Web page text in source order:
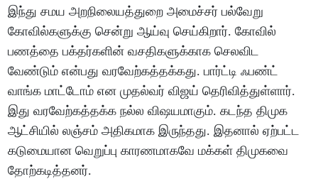
இந்து சமய அறநிலையத்துறை அமைச்சர் பல்வேறு
கோவில்களுக்கு சென்று ஆய்வு செய்கிறார். கோவில்
பணத்தை பக்தர்களின் வசதிகளுக்காக செலவிட
வேண்டும் என்பது வரவேற்கத்தக்கது. பார்ட்டி ஃபண்ட்
வாங்க மாட்டோம் என முதல்வர் விஜய் தெரிவித்துள்ளார்.
இது வரவேற்கத்தக்க நல்ல விஷயமாகும். கடந்த திமுக
ஆட்சியில் லஞ்சம் அதிகமாக இருந்தது. இதனால் ஏற்பட்ட
கடுமையான வெறுப்பு காரணமாகவே மக்கள் திமுகவை
தோற்கடித்தனர்.